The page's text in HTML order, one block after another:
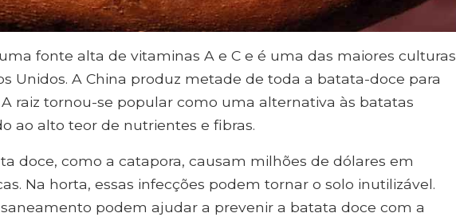
fonte alta de vitaminas A e C e é uma das maiores culturas
Unidos. A China produz metade de toda a batata-doce para
raiz tornou-se popular como uma alternativa às batatas
ao alto teor de nutrientes e fibras.
doce, como a catapora, causam milhões de dólares em
Na horta, essas infecções podem tornar o solo inutilizável.
podem ajudar a prevenir a batata doce com a